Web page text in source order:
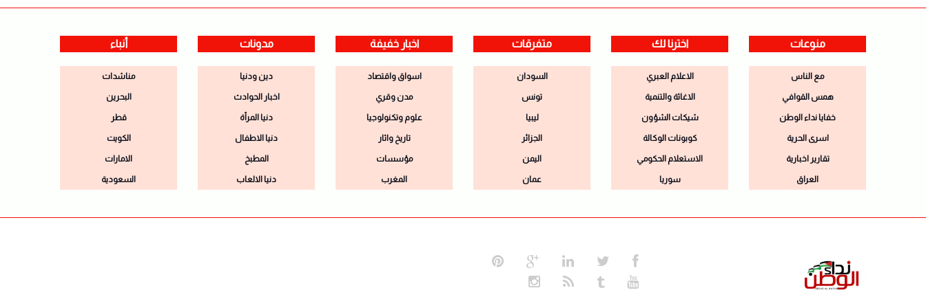
منوعات
مع الناس
همس القوافي
خفايا نداء الوطن
اسرى الحرية
تقارير اخبارية
العراق
اخترنا لك
الاعلام العبري
الاغاثة والتنمية
شيكات الشؤون
كوبونات الوكالة
الاستعلام الحكومي
سوريا
متفرقات
السودان
تونس
ليبيا
الجزائر
اليمن
عمان
اخبار خفيفة
اسواق واقتصاد
مدن وقري
علوم وتكنولوجيا
تاريخ واثار
مؤسسات
المغرب
مدونات
دين ودنيا
اخبار الحوادث
دنيا المرأة
دنيا الاطفال
المطبخ
دنيا الالعاب
أنباء
مناشدات
البحرين
قطر
الكويت
الامارات
السعودية